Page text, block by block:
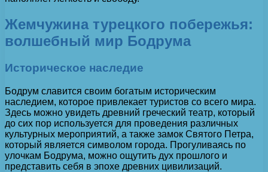
Жемчужина турецкого побережья:
волшебный мир Бодрума
Историческое наследие
Бодрум славится своим богатым историческим
наследием, которое привлекает туристов со всего мира.
Здесь можно увидеть древний греческий театр, который
до сих пор используется для проведения различных
культурных мероприятий, а также замок Святого Петра,
который является символом города. Прогуливаясь по
улочкам Бодрума, можно ощутить дух прошлого и
представить себя в эпохе древних цивилизаций.